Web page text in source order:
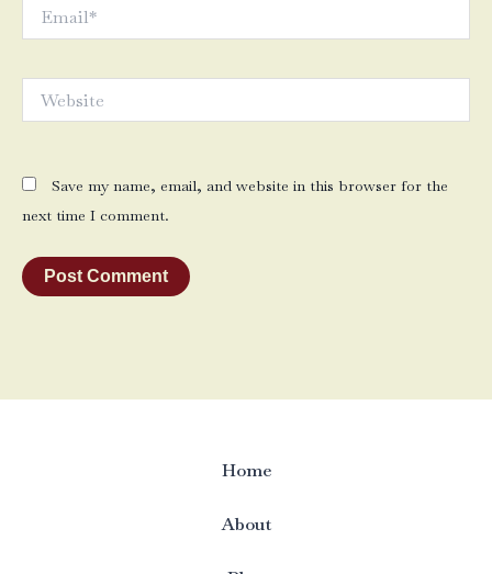
Save my name, email, and website in this browser for the
next time I comment.
Home
About